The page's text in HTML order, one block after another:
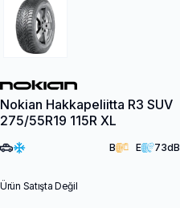
Nokian Hakkapeliitta R3 SUV
275/55R19 115R XL
B E 73dB
Ürün Satışta Değil